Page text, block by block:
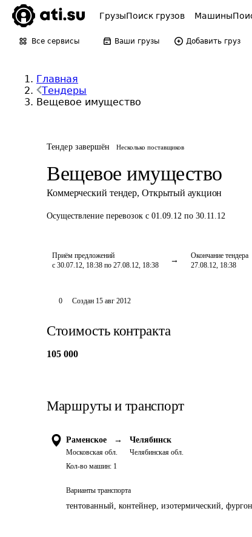
ГрузыПоиск грузов Машины
Все сервисы Ваши грузы Добавить груз
Главная
Тендеры
Вещевое имущество
Тендер завершён Несколько поставщиков
Вещевое имущество
Коммерческий тендер, Открытый аукцион
Осуществление перевозок с 01.09.12 по 30.11.12
Приём предложений
с 30.07.12, 18:38 по 27.08.12, 18:38
Окончание тендера
27.08.12, 18:38
0 Создан 15 авг 2012
Стоимость контракта
105 000
Маршруты и транспорт
Раменское →
Московская обл.
Челябинск
Челябинская обл.
Кол-во машин: 1
Варианты транспорта
тентованный, контейнер, изотермический,